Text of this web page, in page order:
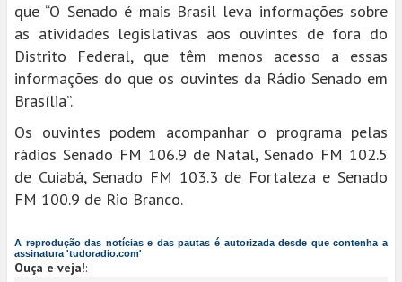
que “O Senado é mais Brasil leva informações sobre
as atividades legislativas aos ouvintes de fora do
Distrito Federal, que têm menos acesso a essas
informações do que os ouvintes da Rádio Senado em
Brasília”.
Os ouvintes podem acompanhar o programa pelas
rádios Senado FM 106.9 de Natal, Senado FM 102.5
de Cuiabá, Senado FM 103.3 de Fortaleza e Senado
FM 100.9 de Rio Branco.
A reprodução das notícias e das pautas é autorizada desde que contenha a
assinatura 'tudoradio.com'
Ouça e veja!: